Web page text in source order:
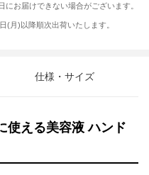
お届けできない場合がございます。
(月)以降順次出荷いたします。
仕様・サイズ
使える美容液 ハンド